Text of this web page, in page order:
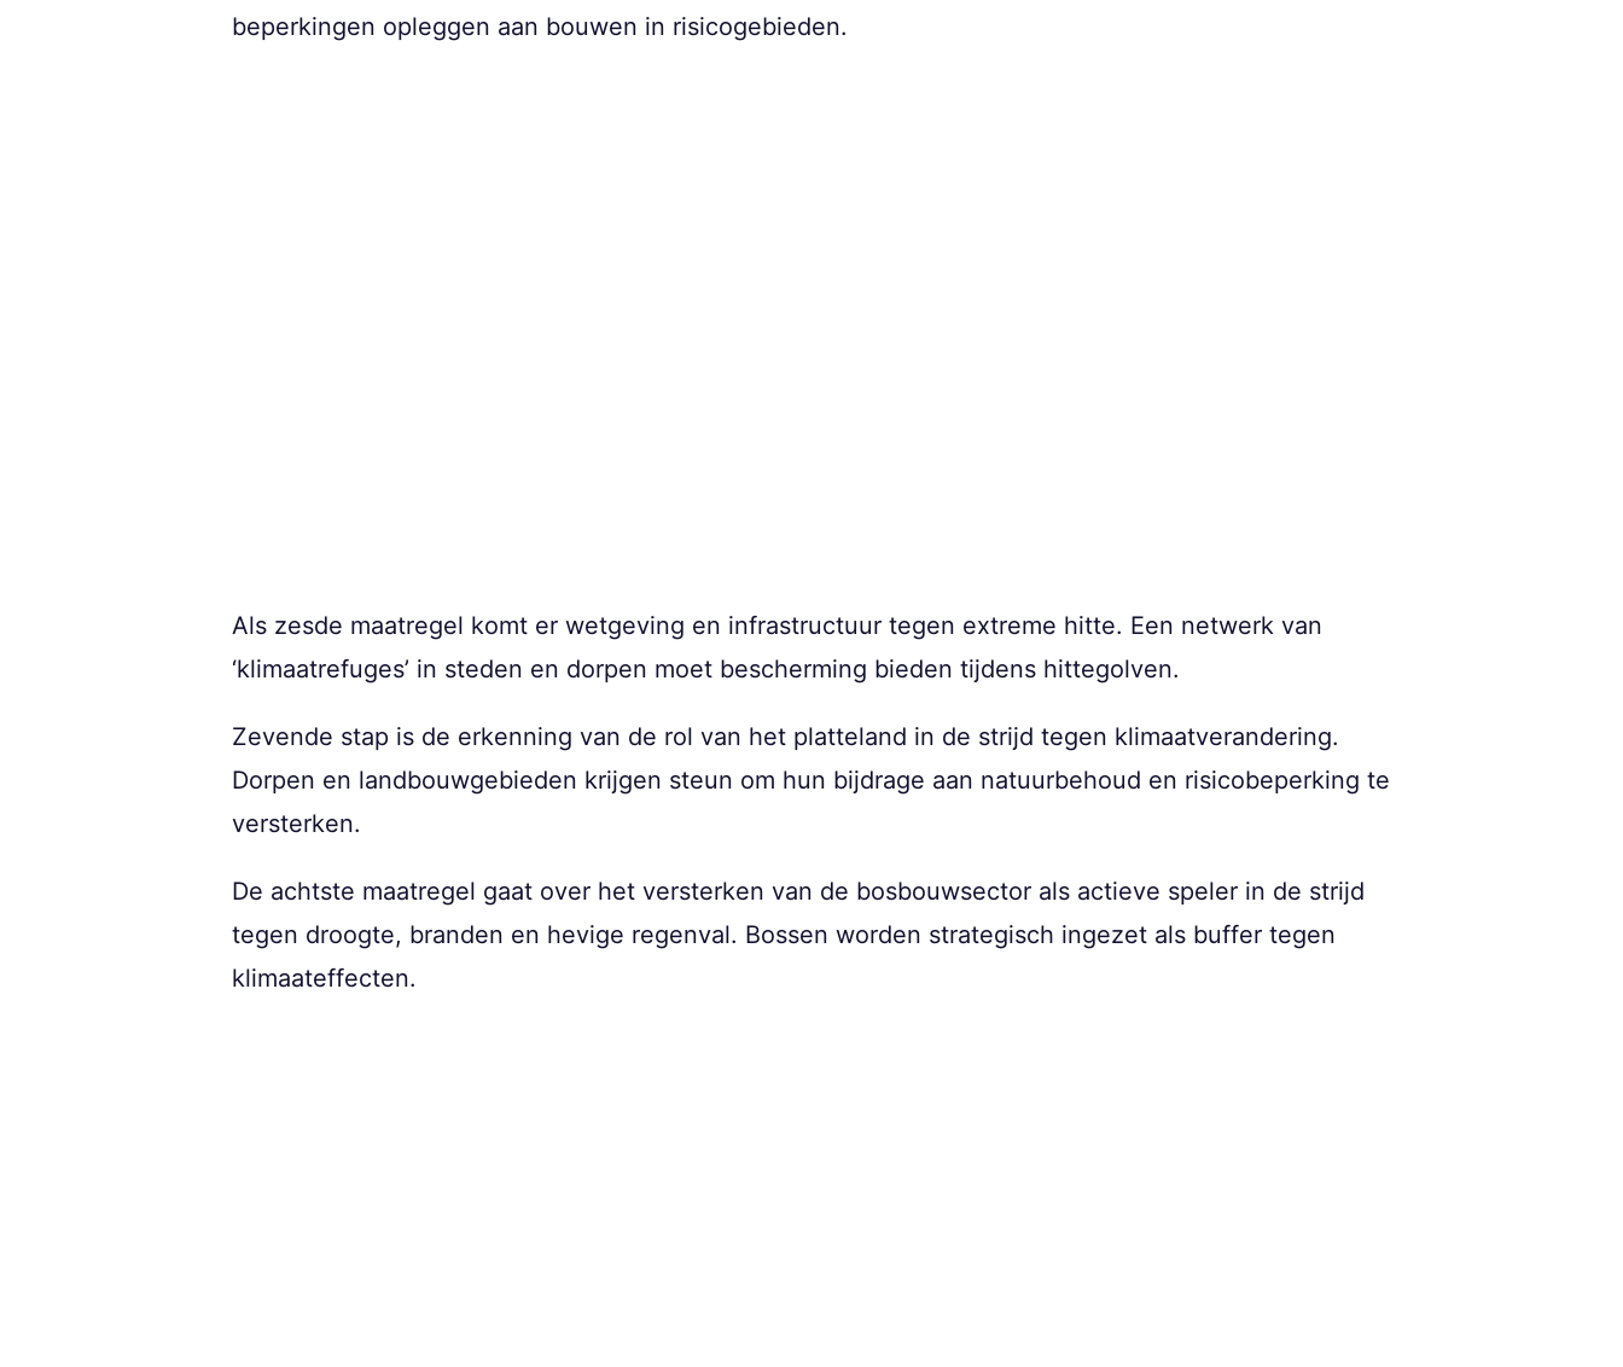
beperkingen opleggen aan bouwen in risicogebieden.
Als zesde maatregel komt er wetgeving en infrastructuur tegen extreme hitte. Een netwerk van
‘klimaatrefuges’ in steden en dorpen moet bescherming bieden tijdens hittegolven.
Zevende stap is de erkenning van de rol van het platteland in de strijd tegen klimaatverandering.
Dorpen en landbouwgebieden krijgen steun om hun bijdrage aan natuurbehoud en risicobeperking te
versterken.
De achtste maatregel gaat over het versterken van de bosbouwsector als actieve speler in de strijd
tegen droogte, branden en hevige regenval. Bossen worden strategisch ingezet als buffer tegen
klimaateffecten.